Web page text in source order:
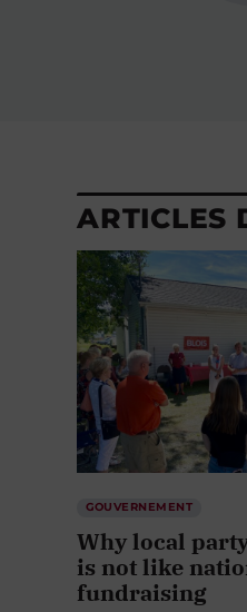
ARTICLES
GOUVERNEMENT
Why local
is not like
fundraising